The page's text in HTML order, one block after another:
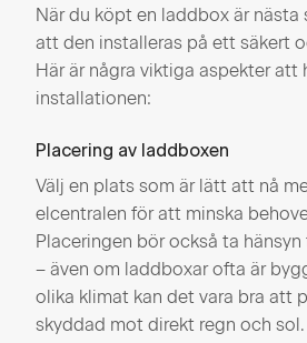
När du köpt en laddbox är
att den installeras på ett säkert
Här är några viktiga aspekter att
installationen:
Placering av laddboxen
Välj en plats som är lätt att nå
elcentralen för att minska
Placeringen bör också ta
– även om laddboxar ofta är
olika klimat kan det vara bra att
skyddad mot direkt regn och sol.